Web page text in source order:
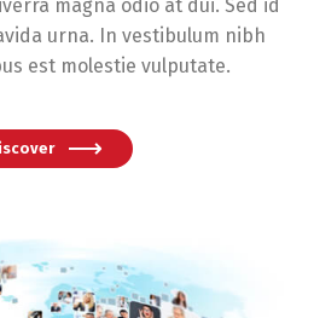
magna odio at dui. Sed id
urna. In vestibulum nibh
est molestie vulputate.